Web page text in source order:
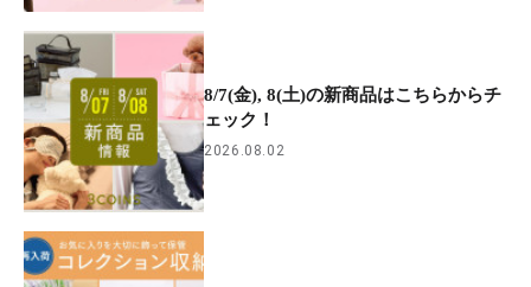
8/7(金), 8(土)の新商品はこちらからチ
ェック！
2026.08.02